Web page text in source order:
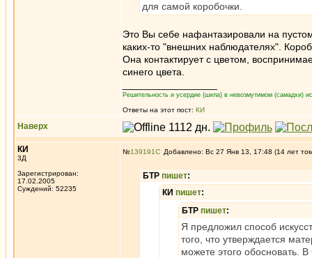
для самой коробочки.
Это Вы себе нафантазировали на
каких-то "внешних наблюдателях".
Она контактирует с цветом,
синего цвета.
Решительность и усердие (шила) в невозмутимом (самадхи)
Ответы на этот пост: КИ
Наверх
КИ
3Д
Зарегистрирован:
17.02.2005
Суждений: 52235
№139191 Добавлено: Вс 27 Янв 13, 17:48 (14 лет
БТР пишет:
КИ пишет:
БТР пишет:
Я предложил способ
того, что утверждается
можете этого обосновать.